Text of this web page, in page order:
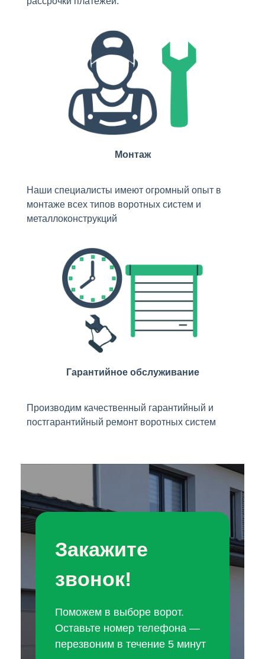
Монтаж
Наши специалисты имеют огромный опыт в
монтаже всех типов воротных систем и
металлоконструкций
Гарантийное обслуживание
Производим качественный гарантийный и
постгарантийный ремонт воротных систем
Закажите
звонок!
Поможем в выборе ворот.
Оставьте номер телефона —
перезвоним в течение 5 минут